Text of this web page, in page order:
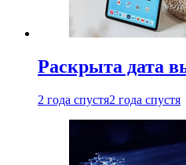
Раскрыта дата
2 года спустя2 года спустя